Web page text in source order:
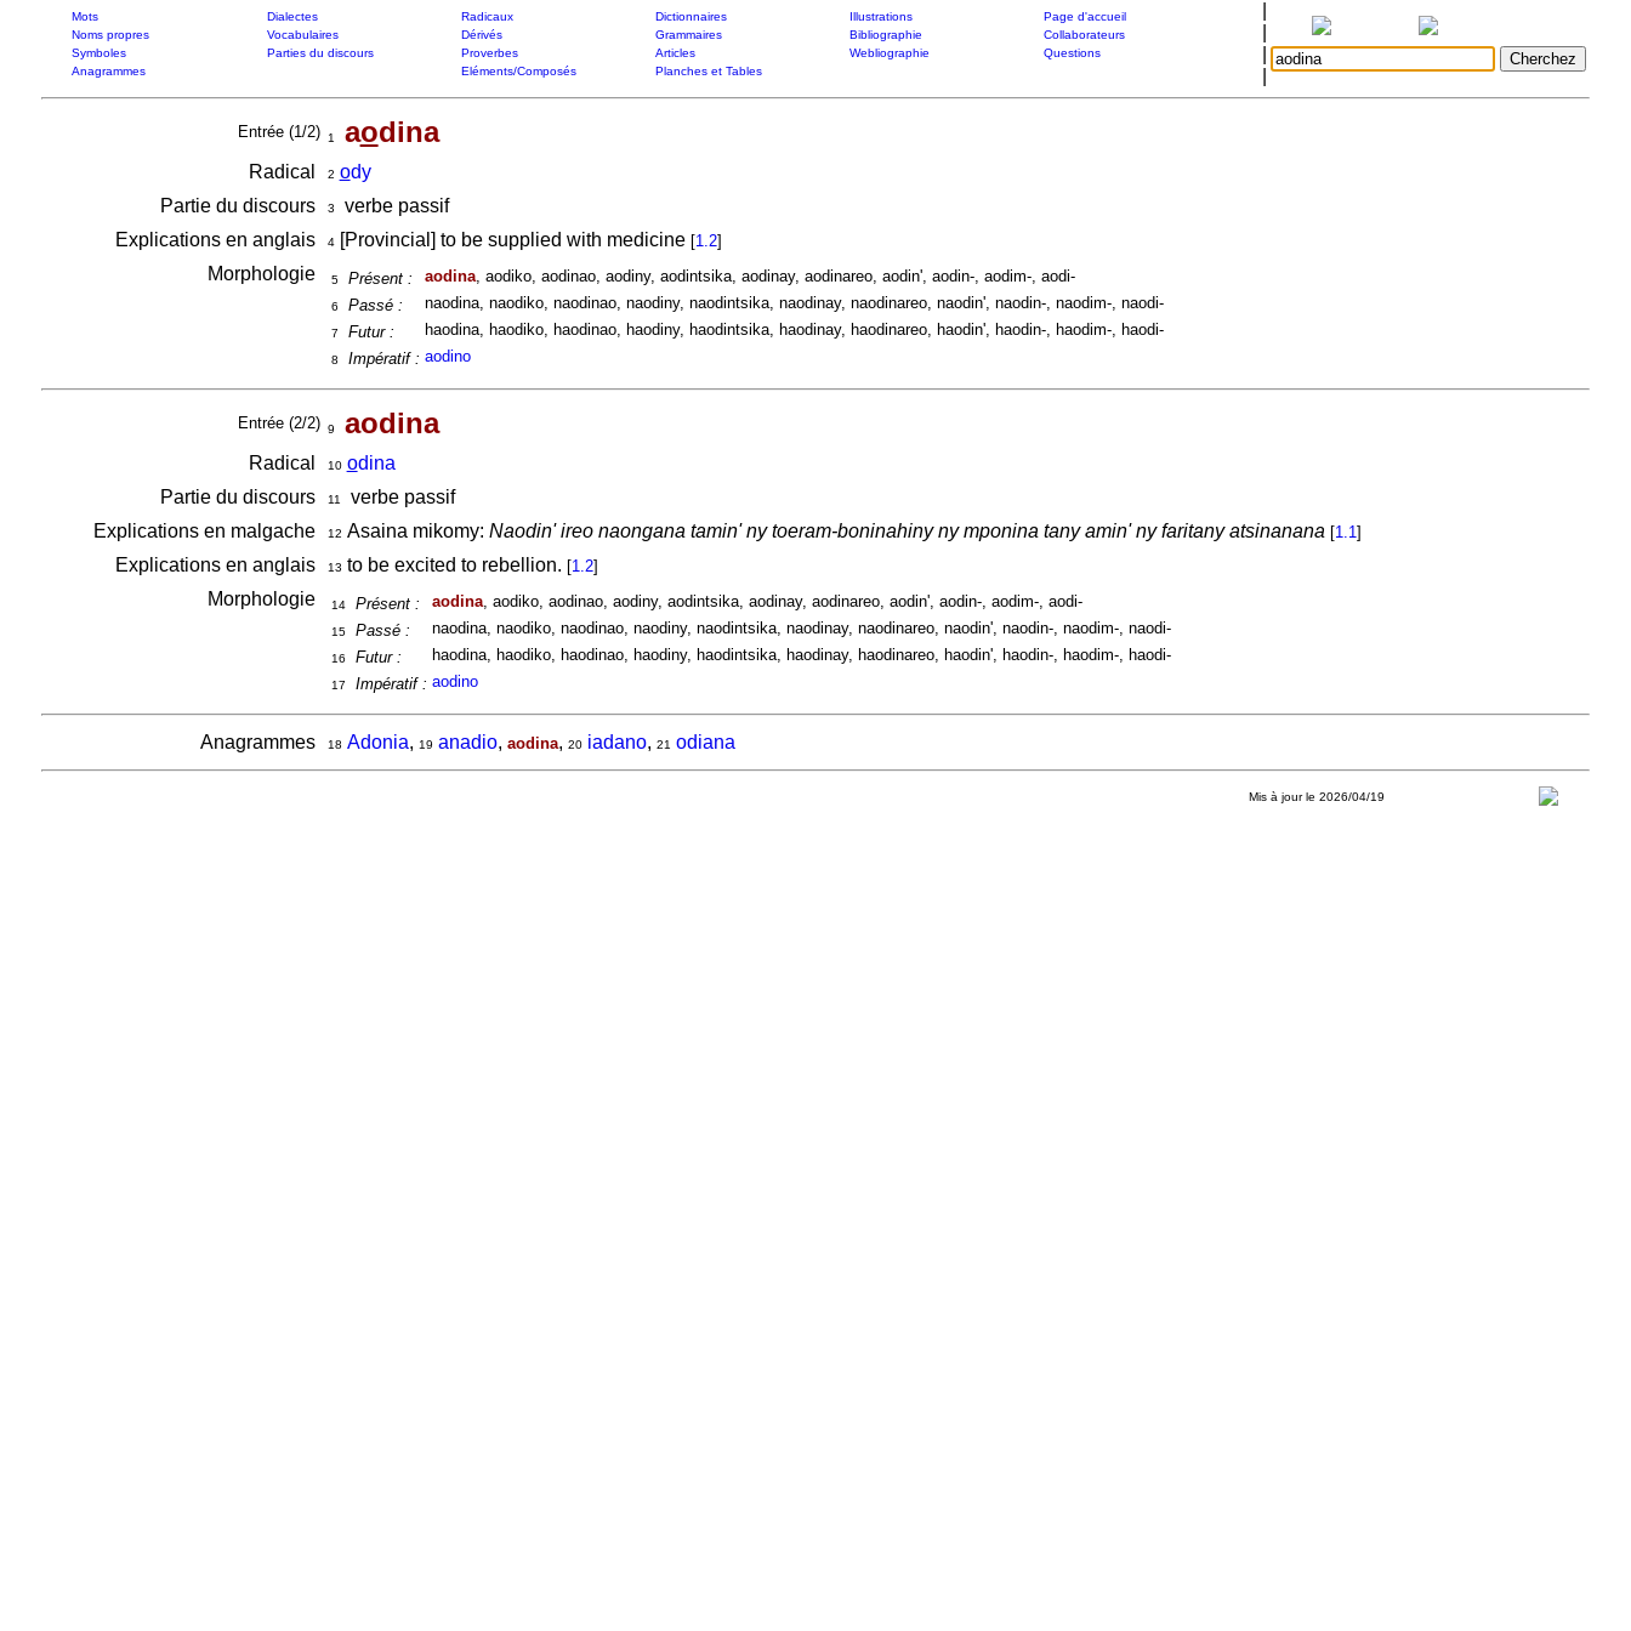
Mots Dialectes Radicaux Dictionnaires Illustrations
Page d'accueil
Noms propres
Vocabulaires Dérivés Grammaires Bibliographie
Collaborateurs
Symboles
Parties du discours Proverbes Articles Webliographie
Questions
Anagrammes
Eléments/Composés Planches et Tables
Entrée (1/2) 1 aodina
Radical 2 ody
Partie du discours
3
verbe passif
Explications en anglais
4[Provincial] to be supplied with medicine [1.2]
Morphologie 5 Présent : aodina, aodiko, aodinao, aodiny, aodintsika, aodinay, aodinareo, aodin', aodin-, aodim-, aodi-
6 Passé : naodina, naodiko, naodinao, naodiny, naodintsika, naodinay, naodinareo, naodin', naodin-, naodim-, naodi-
7 Futur : haodina, haodiko, haodinao, haodiny, haodintsika, haodinay, haodinareo, haodin', haodin-, haodim-, haodi-
8 Impératif : aodino
Entrée (2/2) 9 aodina
Radical 10 odina
Partie du discours
11
verbe passif
Explications en malgache
12 Asaina mikomy: Naodin' ireo naongana tamin' ny toeram-boninahiny ny mponina tany amin' ny faritany atsinanana [1.1]
Explications en anglais 13 to be excited to rebellion. [1.2]
Morphologie 14 Présent : aodina, aodiko, aodinao, aodiny, aodintsika, aodinay, aodinareo, aodin', aodin-, aodim-, aodi-
15 Passé : naodina, naodiko, naodinao, naodiny, naodintsika, naodinay, naodinareo, naodin', naodin-, naodim-, naodi-
16 Futur : haodina, haodiko, haodinao, haodiny, haodintsika, haodinay, haodinareo, haodin', haodin-, haodim-, haodi-
17 Impératif : aodino
Anagrammes 18 Adonia, 19 anadio, aodina, 20 iadano, 21 odiana
Mis à jour le 2026/04/19